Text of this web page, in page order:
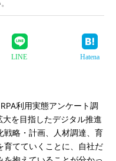
LINE Hatena
利用実態アンケート調
を目指したデジタル推進
戦略・計画、人材調達、育
育てていくことに、自社だ